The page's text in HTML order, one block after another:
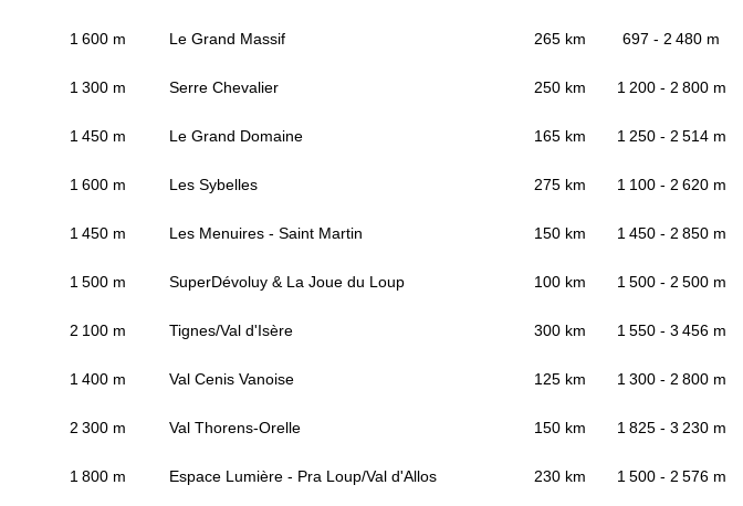
1 600 m Le Grand Massif 265 km 697 - 2 480 m
1 300 m Serre Chevalier 250 km 1 200 - 2 800 m
1 450 m Le Grand Domaine 165 km 1 250 - 2 514 m
1 600 m Les Sybelles 275 km 1 100 - 2 620 m
1 450 m Les Menuires - Saint Martin 150 km 1 450 - 2 850 m
1 500 m SuperDévoluy & La Joue du Loup 100 km 1 500 - 2 500 m
2 100 m Tignes/Val d'Isère 300 km 1 550 - 3 456 m
1 400 m Val Cenis Vanoise 125 km 1 300 - 2 800 m
2 300 m Val Thorens-Orelle 150 km 1 825 - 3 230 m
1 800 m Espace Lumière - Pra Loup/Val d'Allos 230 km 1 500 - 2 576 m